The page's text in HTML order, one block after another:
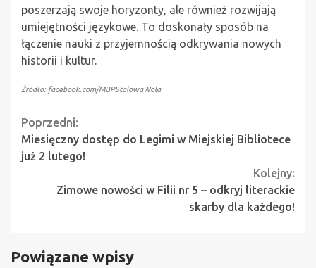
poszerzają swoje horyzonty, ale również rozwijają
umiejętności językowe. To doskonały sposób na
łączenie nauki z przyjemnością odkrywania nowych
historii i kultur.
Źródło: facebook.com/MBPStalowaWola
Continue
Reading
Poprzedni:
Miesięczny dostęp do Legimi w Miejskiej Bibliotece
już 2 lutego!
Kolejny:
Zimowe nowości w Filii nr 5 – odkryj literackie
skarby dla każdego!
Powiązane wpisy